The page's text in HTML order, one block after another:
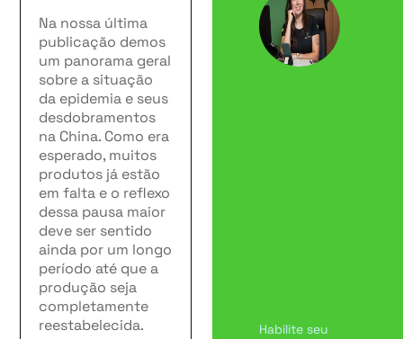
Na nossa última
publicação demos
um panorama geral
sobre a situação
da epidemia e seus
desdobramentos
na China. Como era
esperado, muitos
produtos já estão
em falta e o reflexo
dessa pausa maior
deve ser sentido
ainda por um longo
período até que a
produção seja
completamente
reestabelecida.
Habilite seu